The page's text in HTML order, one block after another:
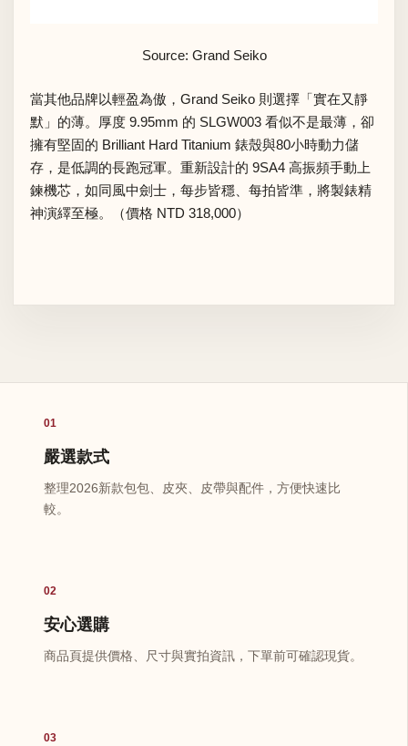
Source: Grand Seiko
當其他品牌以輕盈為傲，Grand Seiko 則選擇「實在又靜
默」的薄。厚度 9.95mm 的 SLGW003 看似不是最薄，卻
擁有堅固的 Brilliant Hard Titanium 錶殼與80小時動力儲
存，是低調的長跑冠軍。重新設計的 9SA4 高振頻手動上
鍊機芯，如同風中劍士，每步皆穩、每拍皆準，將製錶精
神演繹至極。（價格 NTD 318,000）
01
嚴選款式
整理2026新款包包、皮夾、皮帶與配件，方便快速比
較。
02
安心選購
商品頁提供價格、尺寸與實拍資訊，下單前可確認現貨。
03